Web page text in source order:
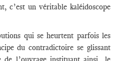
c’est un véritable kaléidoscope
qui se heurtent parfois les
du contradictoire se glissant